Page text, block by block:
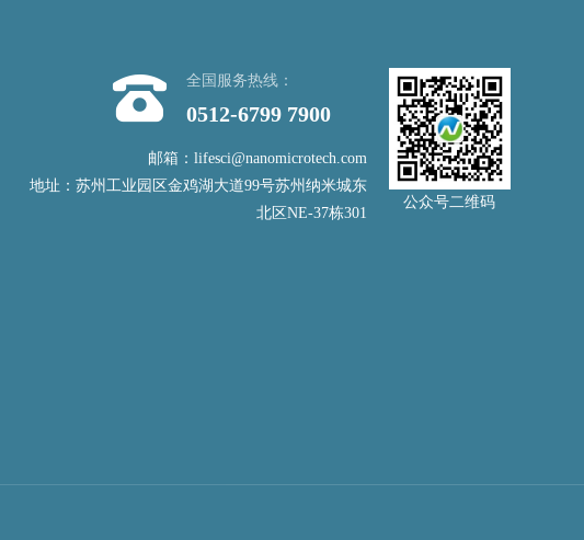
公众号二维码
全国服务热线：
0512-6799 7900
邮箱：lifesci@nanomicrotech.com
地址：苏州工业园区金鸡湖大道99号苏州纳米城东
北区NE-37栋301